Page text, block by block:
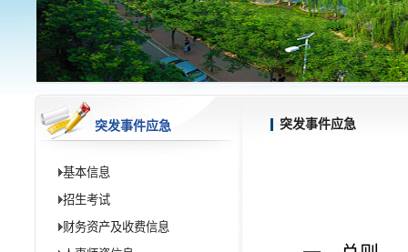
突发事件应急
基本信息
招生考试
财务资产及收费信息
突发事件应急